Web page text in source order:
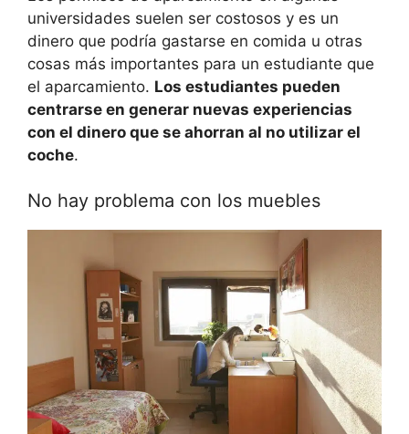
universidades suelen ser costosos y es un
dinero que podría gastarse en comida u otras
cosas más importantes para un estudiante que
el aparcamiento. Los estudiantes pueden
centrarse en generar nuevas experiencias
con el dinero que se ahorran al no utilizar el
coche.
No hay problema con los muebles